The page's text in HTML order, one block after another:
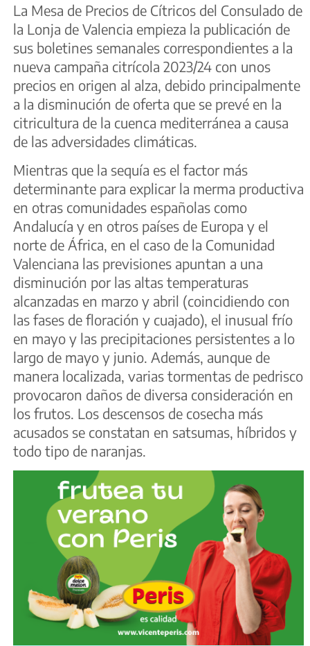
La Mesa de Precios de Cítricos del Consulado de
la Lonja de Valencia empieza la publicación de
sus boletines semanales correspondientes a la
nueva campaña citrícola 2023/24 con unos
precios en origen al alza, debido principalmente
a la disminución de oferta que se prevé en la
citricultura de la cuenca mediterránea a causa
de las adversidades climáticas.
Mientras que la sequía es el factor más
determinante para explicar la merma productiva
en otras comunidades españolas como
Andalucía y en otros países de Europa y el
norte de África, en el caso de la Comunidad
Valenciana las previsiones apuntan a una
disminución por las altas temperaturas
alcanzadas en marzo y abril (coincidiendo con
las fases de floración y cuajado), el inusual frío
en mayo y las precipitaciones persistentes a lo
largo de mayo y junio. Además, aunque de
manera localizada, varias tormentas de pedrisco
provocaron daños de diversa consideración en
los frutos. Los descensos de cosecha más
acusados se constatan en satsumas, híbridos y
todo tipo de naranjas.